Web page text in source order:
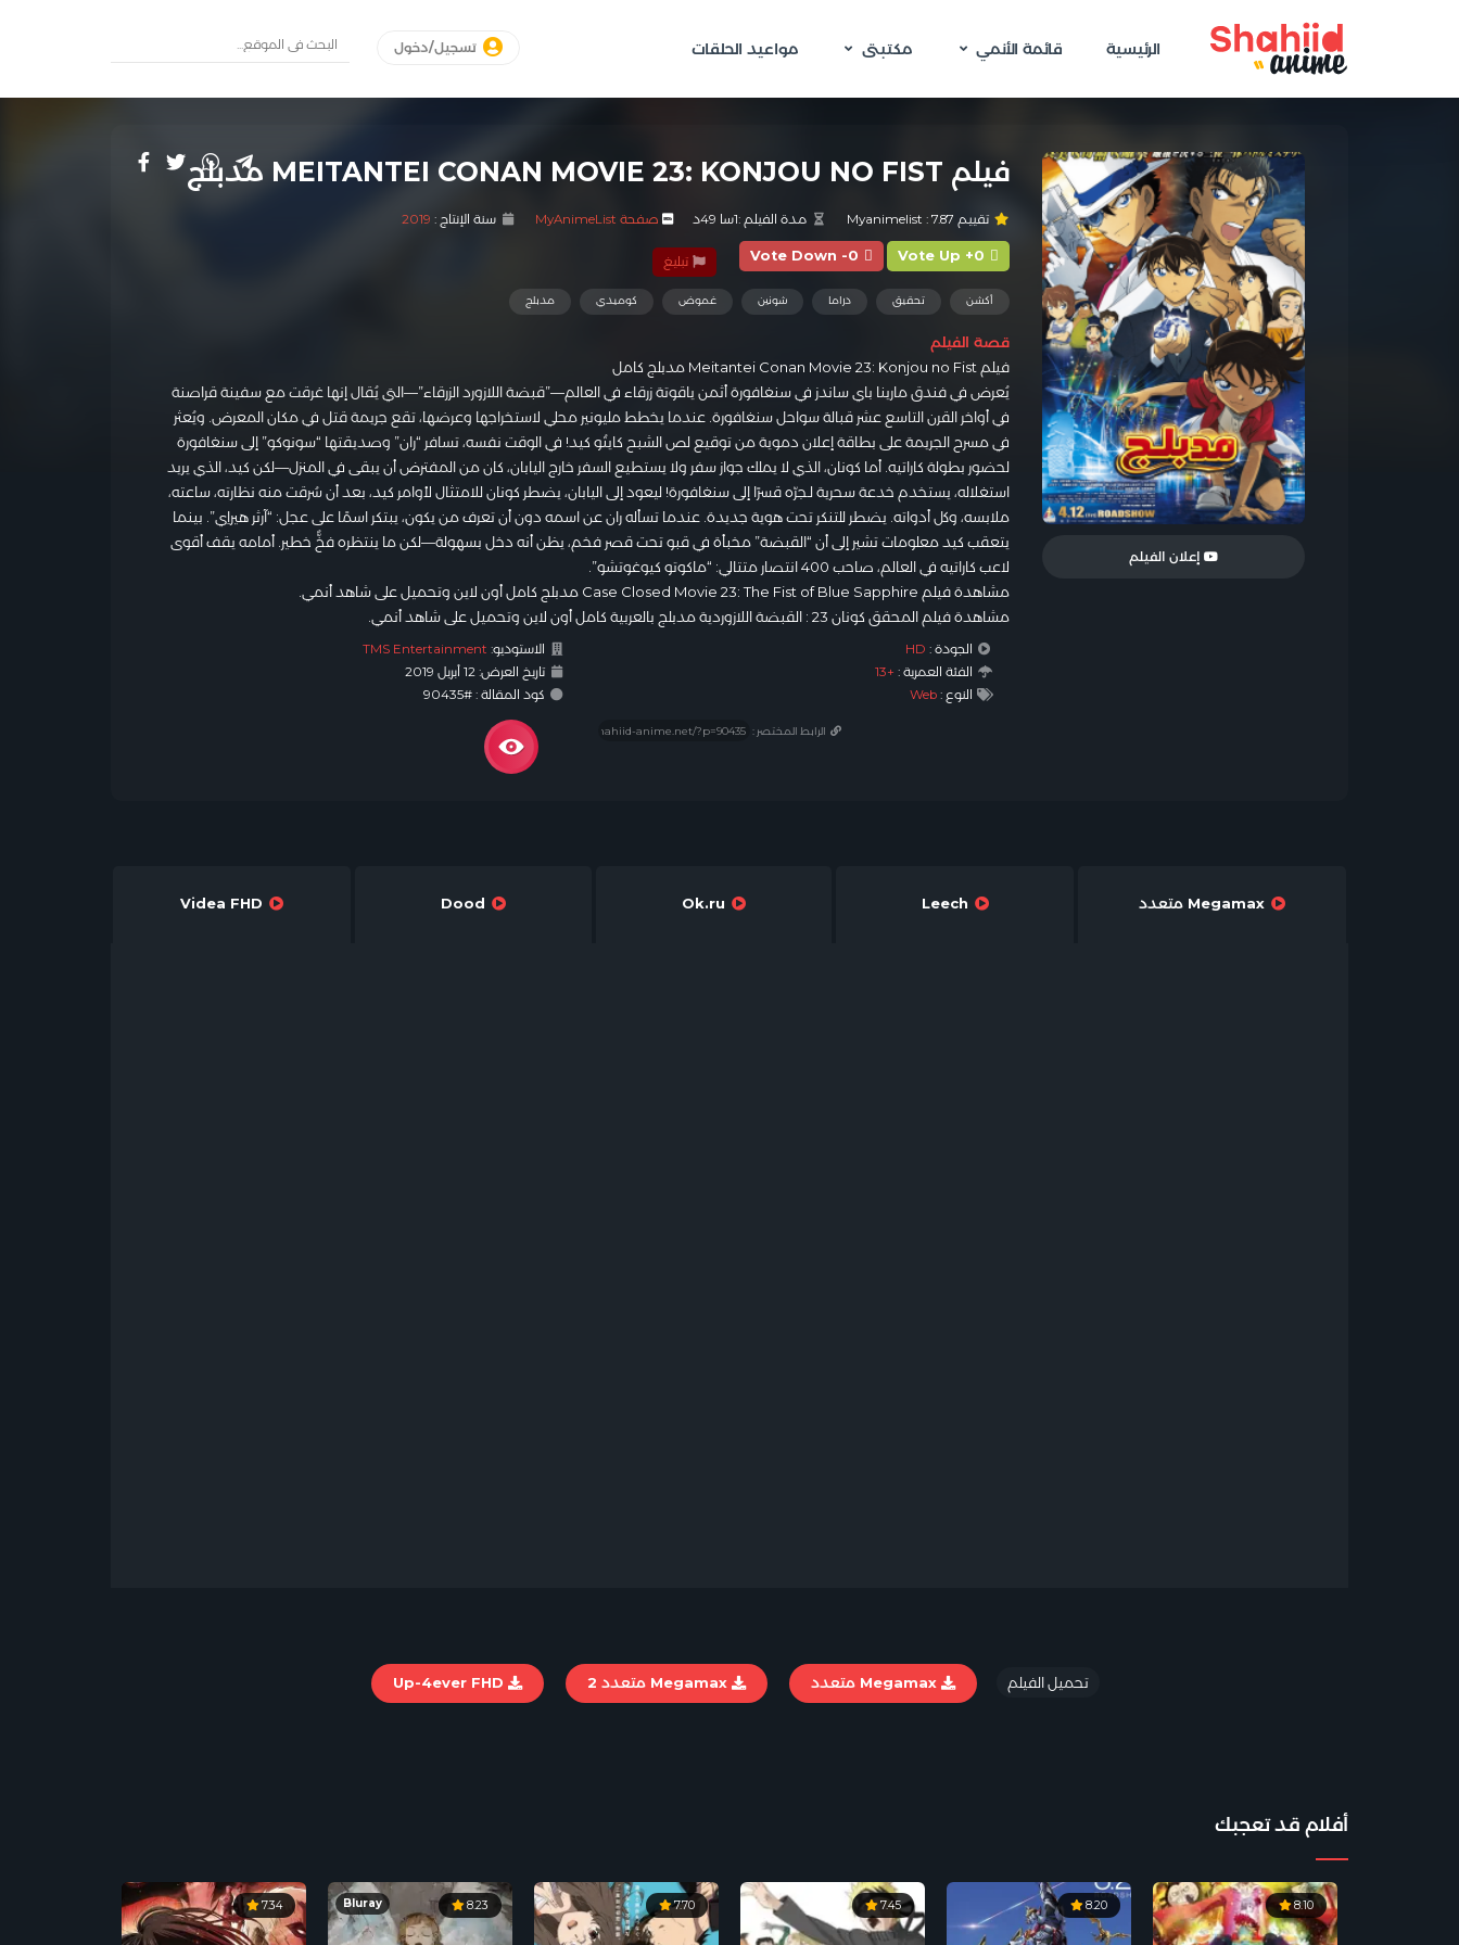
الرئيسية قائمة الأنمي مكتبتى مواعيد الحلقات تسجيل/دخول
إعلان الفيلم
فيلم MEITANTEI CONAN MOVIE 23: KONJOU NO FIST مدبلج
تقييم Myanimelist : 7.87 مدة الفيلم :1سا 49د صفحة MyAnimeList سنة الإنتاج : 2019
Vote Up +0
Vote Down -0 تبليغ
أكشن تحقيق دراما شونين غموض كوميدي مدبلج
قصة الفيلم
فيلم Meitantei Conan Movie 23: Konjou no Fist مدبلج كامل
يُعرض في فندق مارينا باي ساندز في سنغافورة أثمن ياقوتة زرقاء في العالم—”قبضة اللازورد الزرقاء”—التي يُقال إنها غرقت مع سفينة قراصنة
في أواخر القرن التاسع عشر قبالة سواحل سنغافورة. عندما يخطط مليونير محلي لاستخراجها وعرضها، تقع جريمة قتل في مكان المعرض. ويُعثر
في مسرح الجريمة على بطاقة إعلان دموية من توقيع لص الشبح كايتُو كيد! في الوقت نفسه، تسافر “ران” وصديقتها “سونوكو” إلى سنغافورة
لحضور بطولة كاراتيه. أما كونان، الذي لا يملك جواز سفر ولا يستطيع السفر خارج اليابان، كان من المفترض أن يبقى في المنزل—لكن كيد، الذي يريد
استغلاله، يستخدم خدعة سحرية لـجرّه قسرًا إلى سنغافورة! ليعود إلى اليابان، يضطر كونان للامتثال لأوامر كيد، بعد أن سُرقت منه نظارته، ساعته،
ملابسه، وكل أدواته. يضطر للتنكر تحت هوية جديدة. عندما تسأله ران عن اسمه دون أن تعرف من يكون، يبتكر اسمًا على عجل: “آرثر هيراِي”. بينما
يتعقب كيد معلومات تشير إلى أن “القبضة” مخبأة في قبو تحت قصر فخم، يظن أنه دخل بسهولة—لكن ما ينتظره فخٌّ خطير. أمامه يقف أقوى
لاعب كاراتيه في العالم، صاحب 400 انتصار متتالي: “ماكوتو كيوغوتشو”.
مشاهدة فيلم Case Closed Movie 23: The Fist of Blue Sapphire مدبلج كامل أون لاين وتحميل على شاهد أنمي.
مشاهدة فيلم المحقق كونان 23 : القبضة اللازوردية مدبلج بالعربية كامل أون لاين وتحميل على شاهد أنمي.
الجودة : HD الاستوديو: TMS Entertainment
الفئة العمرية : +13 تاريخ العرض: 12 أبريل 2019
النوع :Web كود المقالة : #90435
الرابط المختصر :
تحميل الفيلم Megamax متعدد Megamax متعدد 2
أفلام قد تعجبك
8.10
8.20
7.45
7.70
8.23
Bluray
7.34